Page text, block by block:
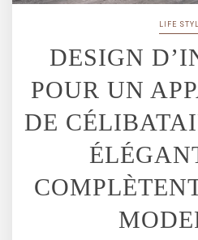
LIFE
DESIGN
POUR UN
DE